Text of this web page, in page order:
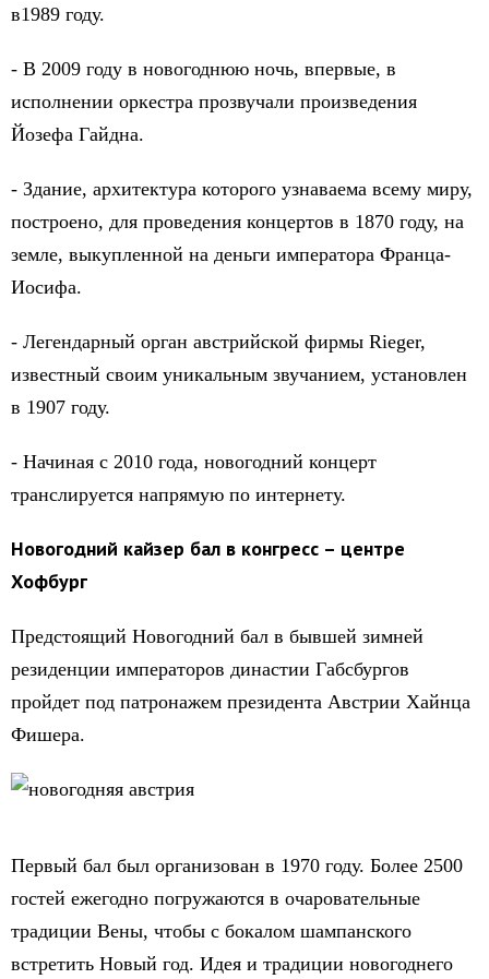
в1989 году.
- В 2009 году в новогоднюю ночь, впервые, в
исполнении оркестра прозвучали произведения
Йозефа Гайдна.
- Здание, архитектура которого узнаваема всему миру,
построено, для проведения концертов в 1870 году, на
земле, выкупленной на деньги императора Франца-
Иосифа.
- Легендарный орган австрийской фирмы Rieger,
известный своим уникальным звучанием, установлен
в 1907 году.
- Начиная с 2010 года, новогодний концерт
транслируется напрямую по интернету.
Новогодний кайзер бал в конгресс – центре
Хофбург
Предстоящий Новогодний бал в бывшей зимней
резиденции императоров династии Габсбургов
пройдет под патронажем президента Австрии Хайнца
Фишера.
Первый бал был организован в 1970 году. Более 2500
гостей ежегодно погружаются в очаровательные
традиции Вены, чтобы с бокалом шампанского
встретить Новый год. Идея и традиции новогоднего